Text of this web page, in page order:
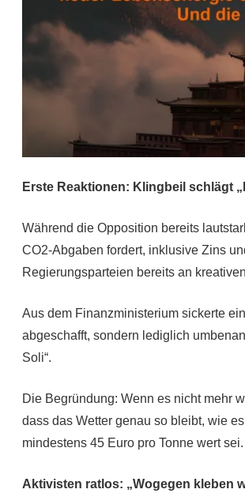
Erste Reaktionen: Klingbeil schlägt
Während die Opposition bereits
CO2-Abgaben fordert, inklusive Zins
Regierungsparteien bereits an
Aus dem Finanzministerium sickerte
abgeschafft, sondern lediglich
Soli“.
Die Begründung: Wenn es nicht mehr
dass das Wetter genau so bleibt, wie
mindestens 45 Euro pro Tonne wert sei.
Aktivisten ratlos: „Wogegen kleben